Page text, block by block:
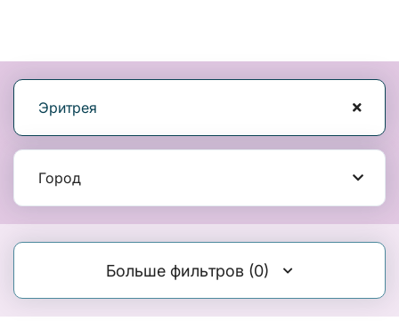
Эритрея
Город
Больше фильтров (0)